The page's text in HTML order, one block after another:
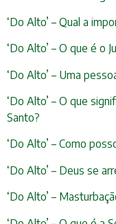
‘Do Alto’ – Qual a
‘Do Alto’ – O que é o
‘Do Alto’ – Uma
‘Do Alto’ – O que
Santo?
‘Do Alto’ – Como
‘Do Alto’ – Deus se
‘Do Alto’ –